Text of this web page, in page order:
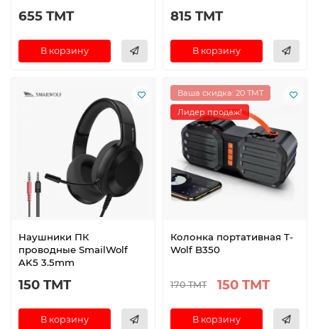
655 TMT
В корзину
815 TMT
В корзину
Наушники ПК
проводные SmailWolf
AK5 3.5mm
150 TMT
В корзину
Ваша скидка: 20 TMT
Лидер продаж!
Колонка портативная T-
Wolf B350
170 TMT 150 TMT
В корзину